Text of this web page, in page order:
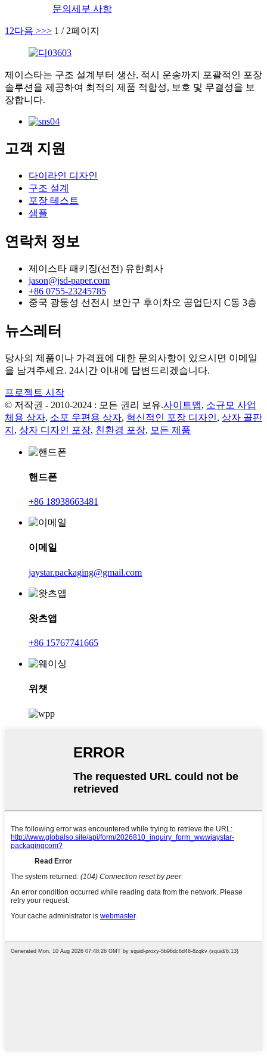
문의 세부 사항
1 2다음 >>> 1 / 2페이지
제이스타는 구조 설계부터 생산, 적시 운송까지 포괄적인 포장
솔루션을 제공하여 최적의 제품 적합성, 보호 및 무결성을 보
장합니다.
고객 지원
다이라인 디자인
구조 설계
포장 테스트
샘플
연락처 정보
제이스타 패키징(선전) 유한회사
jason@jsd-paper.com
+86 0755-23245785
중국 광둥성 선전시 보안구 후이차오 공업단지 C동 3층
뉴스레터
당사의 제품이나 가격표에 대한 문의사항이 있으시면 이메일
을 남겨주세요. 24시간 이내에 답변드리겠습니다.
프로젝트 시작
© 저작권 - 2010-2024 : 모든 권리 보유.사이트맵, 소규모 사업
체용 상자, 소포 우편용 상자, 혁신적인 포장 디자인, 상자 골판
지 , 상자 디자인 포장, 친환경 포장, 모든 제품
핸드폰
+86 18938663481
이메일
jaystar.packaging@gmail.com
왓츠앱
+86 15767741665
위챗